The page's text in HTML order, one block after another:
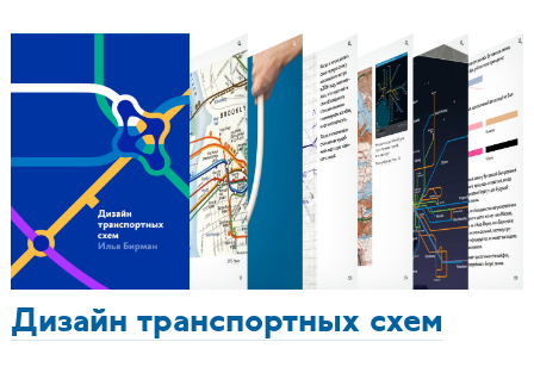
Дизайн транспортных схем